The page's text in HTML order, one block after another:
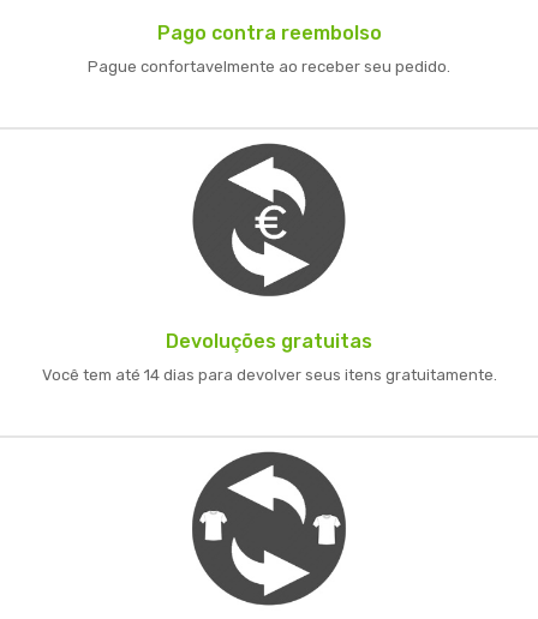
Pago contra reembolso
Pague confortavelmente ao receber seu pedido.
Devoluções gratuitas
Você tem até 14 dias para devolver seus itens gratuitamente.